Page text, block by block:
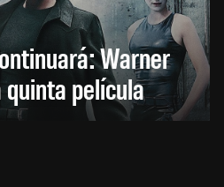
Warner
película